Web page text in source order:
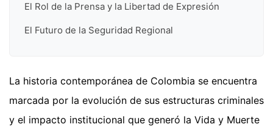
El Rol de la Prensa y la Libertad de Expresión
El Futuro de la Seguridad Regional
La historia contemporánea de Colombia se encuentra
marcada por la evolución de sus estructuras criminales
y el impacto institucional que generó la Vida y Muerte